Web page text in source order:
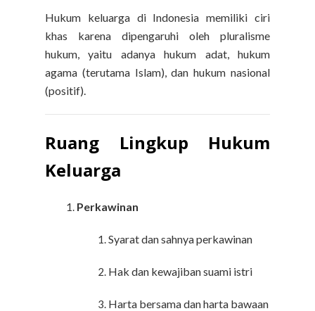
Hukum keluarga di Indonesia memiliki ciri
khas karena dipengaruhi oleh pluralisme
hukum, yaitu adanya hukum adat, hukum
agama (terutama Islam), dan hukum nasional
(positif).
Ruang Lingkup Hukum
Keluarga
Perkawinan
Syarat dan sahnya perkawinan
Hak dan kewajiban suami istri
Harta bersama dan harta bawaan